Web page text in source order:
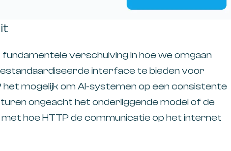
verschuiving in hoe we omgaan
interface te bieden voor
mogelijk om AI-systemen op een consistente
ongeacht het onderliggende model of de
hoe HTTP de communicatie op het internet